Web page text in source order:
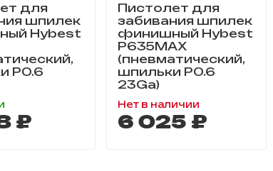
для
шпилек
Hybest
P0.6
₽
Пистолет для
забивания шпилек
финишный Hybest
P635MAX
(пневматический,
шпильки P0.6
23Ga)
Нет в наличии
6 025 ₽